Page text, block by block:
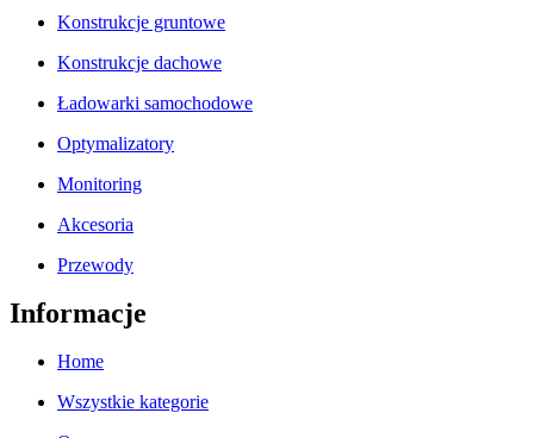
Konstrukcje gruntowe
Konstrukcje dachowe
Ładowarki samochodowe
Optymalizatory
Monitoring
Akcesoria
Przewody
Informacje
Home
Wszystkie kategorie